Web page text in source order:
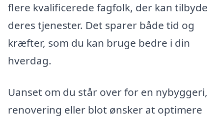
flere kvalificerede fagfolk, der kan tilbyde
deres tjenester. Det sparer både tid og
kræfter, som du kan bruge bedre i din
hverdag.
Uanset om du står over for en nybyggeri,
renovering eller blot ønsker at optimere